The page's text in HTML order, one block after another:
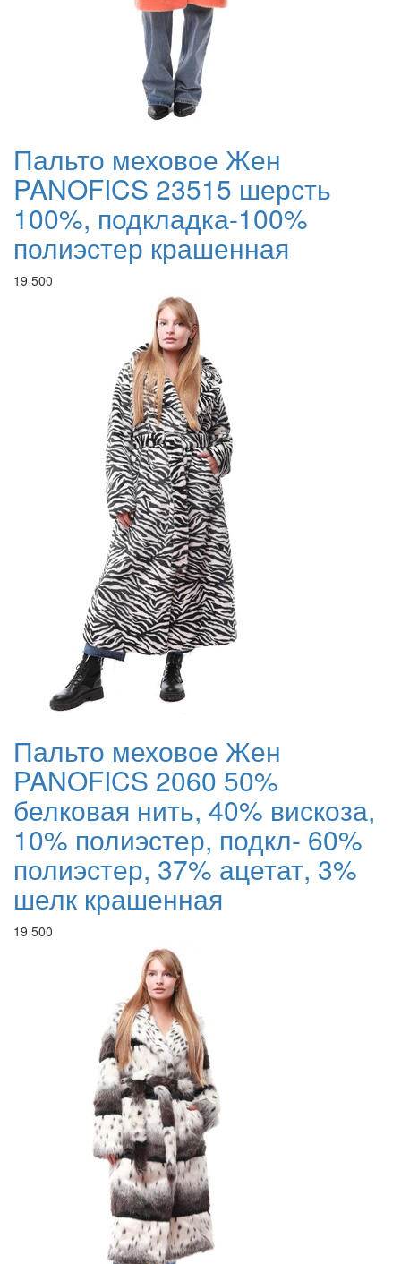
Пальто меховое Жен
PANOFICS 23515 шерсть
100%, подкладка-100%
полиэстер крашенная
19 500
Пальто меховое Жен
PANOFICS 2060 50%
белковая нить, 40% вискоза,
10% полиэстер, подкл- 60%
полиэстер, 37% ацетат, 3%
шелк крашенная
19 500